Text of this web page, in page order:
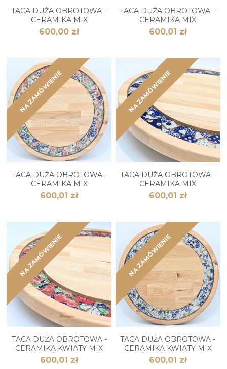
TACA DUŻA OBROTOWA –
CERAMIKA MIX
600,00 zł
TACA DUŻA OBROTOWA –
CERAMIKA MIX
600,01 zł
NA ZAMÓWIENIE
TACA DUŻA OBROTOWA -
CERAMIKA MIX
600,01 zł
NA ZAMÓWIENIE
TACA DUŻA OBROTOWA -
CERAMIKA MIX
600,01 zł
NA ZAMÓWIENIE
TACA DUŻA OBROTOWA -
CERAMIKA KWIATY MIX
600,01 zł
NA ZAMÓWIENIE
TACA DUŻA OBROTOWA -
CERAMIKA KWIATY MIX
600,01 zł